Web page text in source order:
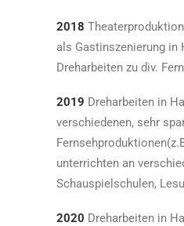
2018
als Gastinszenierung in
Dreharbeiten zu div.
2019 Dreharbeiten in
verschiedenen, sehr
unterrichten an
Schauspielschulen,
2020 Dreharbeiten in